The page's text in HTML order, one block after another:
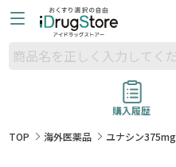
購入履歴
TOP
海外医薬品 ユナシン375mg